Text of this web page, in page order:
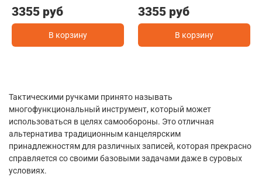
3355 руб
В корзину
3355 руб
В корзину
Тактическими ручками принято называть
многофункциональный инструмент, который может
использоваться в целях самообороны. Это отличная
альтернатива традиционным канцелярским
принадлежностям для различных записей, которая прекрасно
справляется со своими базовыми задачами даже в суровых
условиях.